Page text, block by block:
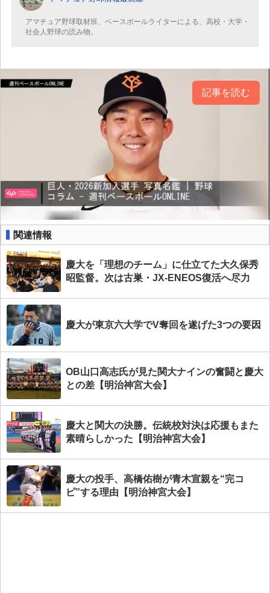
アマチュア野球取材班、ベースボールライターによる、高校・大学・
社会人野球の読み物。
記事を読む
関連情報
慶大を「理想のチーム」に仕立てた大久保秀
昭監督。次は古巣・JX-ENEOS復活へ尽力
慶大が東京六大学でV奪回を遂げた3つの要因
OB山口高志氏が見た関大ナインの奮闘と慶大
との差【明治神宮大会】
慶大と関大の決勝。伝統校対決は応援もまた
素晴らしかった【明治神宮大会】
慶大の投手、高橋佑樹が青木宣親を“完コ
ピ”する理由【明治神宮大会】